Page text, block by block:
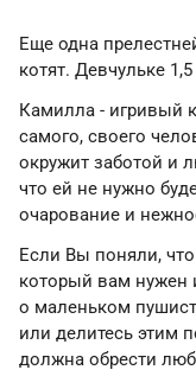
Еще одна
котят. Девчульке
Камилла - игривый
самого, своего
окружит заботой и
что ей не нужно
очарование и
Если Вы поняли,
который вам нужен
о маленьком
или делитесь этим
должна обрести